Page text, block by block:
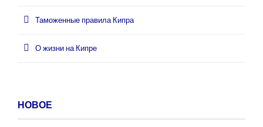
Таможенные правила Кипра
О жизни на Кипре
НОВОЕ